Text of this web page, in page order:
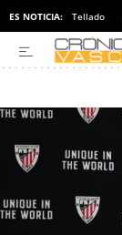
ES NOTICIA: Tellado